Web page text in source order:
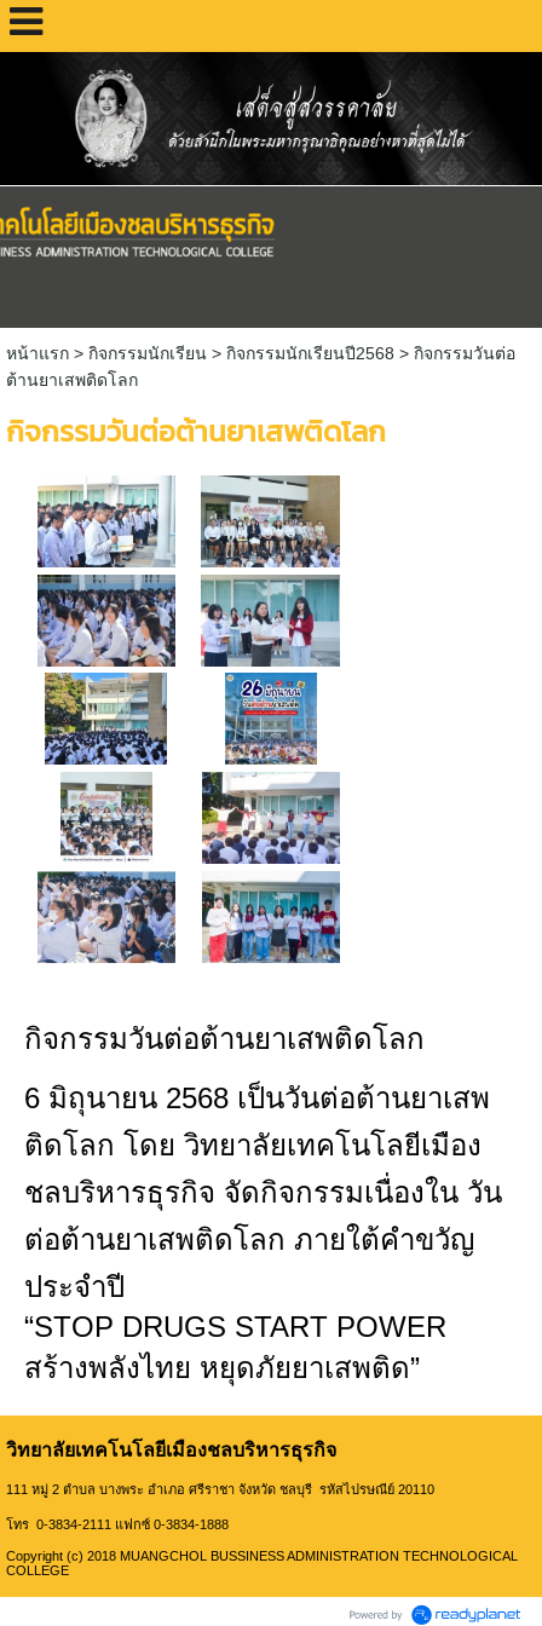
หน้าแรก> กิจกรรมนักเรียน > กิจกรรมนักเรียนปี2568 > กิจกรรมวันต่อ
ต้านยาเสพติดโลก
กิจกรรมวันต่อต้านยาเสพติดโลก
กิจกรรมวันต่อต้านยาเสพติดโลก
6 มิถุนายน 2568 เป็นวันต่อต้านยาเสพ
ติดโลก โดย วิทยาลัยเทคโนโลยีเมือง
ชลบริหารธุรกิจ จัดกิจกรรมเนื่องใน วัน
ต่อต้านยาเสพติดโลก ภายใต้คำขวัญ
ประจำปี
“STOP DRUGS START POWER
สร้างพลังไทย หยุดภัยยาเสพติด”
วิทยาลัยเทคโนโลยีเมืองชลบริหารธุรกิจ
111 หมู่ 2 ตำบล บางพระ อำเภอ ศรีราชา จังหวัด ชลบุรี รหัสไปรษณีย์ 20110
โทร 0-3834-2111 แฟกซ์ 0-3834-1888
Copyright (c) 2018 MUANGCHOL BUSSINESS ADMINISTRATION TECHNOLOGICAL
COLLEGE